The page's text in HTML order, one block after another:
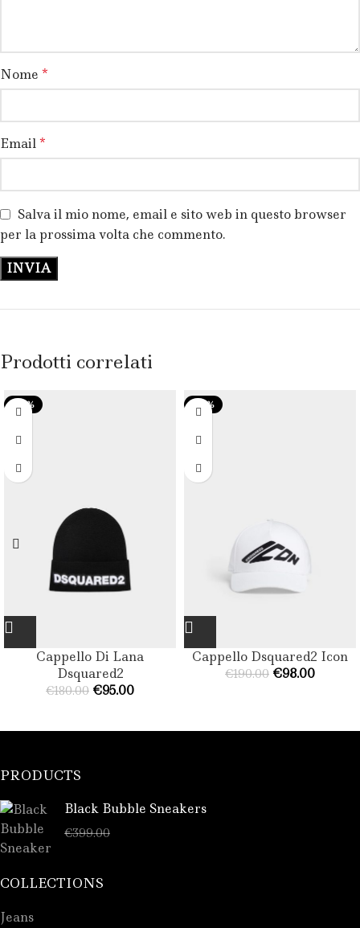
Nome *
Email*
Salva il mio nome, email e sito web in questo browser
per la prossima volta che commento.
Prodotti correlati
-47%
Cappello Di Lana
Dsquared2
€180.00 €95.00
-48%
Cappello Dsquared2 Icon
€190.00 €98.00
PRODUCTS
Black Bubble Sneakers
€399.00
COLLECTIONS
Jeans